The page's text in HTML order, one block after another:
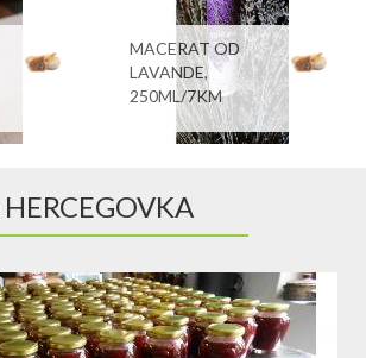
MACERAT OD
LAVANDE,
250ML/7KM